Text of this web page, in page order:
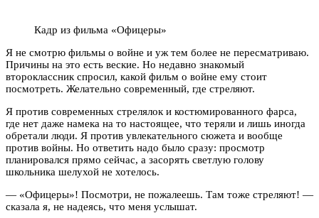
Кадр из фильма «Офицеры»
Я не смотрю фильмы о войне и уж тем более не пересматриваю.
Причины на это есть веские. Но недавно знакомый
второклассник спросил, какой фильм о войне ему стоит
посмотреть. Желательно современный, где стреляют.
Я против современных стрелялок и костюмированного фарса,
где нет даже намека на то настоящее, что теряли и лишь иногда
обретали люди. Я против увлекательного сюжета и вообще
против войны. Но ответить надо было сразу: просмотр
планировался прямо сейчас, а засорять светлую голову
школьника шелухой не хотелось.
— «Офицеры»! Посмотри, не пожалеешь. Там тоже стреляют! —
сказала я, не надеясь, что меня услышат.